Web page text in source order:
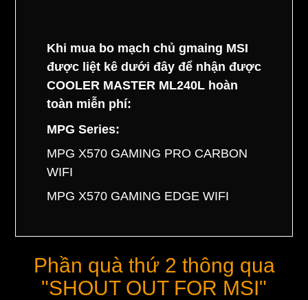
Khi mua bo mạch chủ gmaing MSI
được liệt kê dưới đây để nhận được
COOLER MASTER ML240L hoàn
toàn miễn phí:
MPG Series:
MPG X570 GAMING PRO CARBON
WIFI
MPG X570 GAMING EDGE WIFI
Phần quà thứ 2 thông qua
"SHOUT OUT FOR MSI"